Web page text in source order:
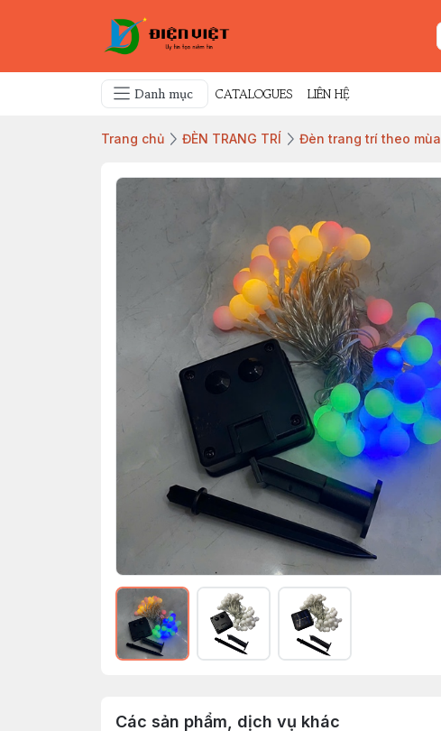
Danh mục CATALOGUES LIÊN HỆ
Trang chủ ĐÈN TRANG TRÍ Đèn trang trí theo mùa
Các sản phẩm, dịch vụ khác